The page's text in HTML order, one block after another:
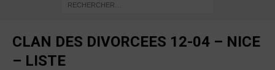
CLAN DES DIVORCEES 12-04 – NICE
– LISTE